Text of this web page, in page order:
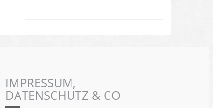
IMPRESSUM,
DATENSCHUTZ & CO